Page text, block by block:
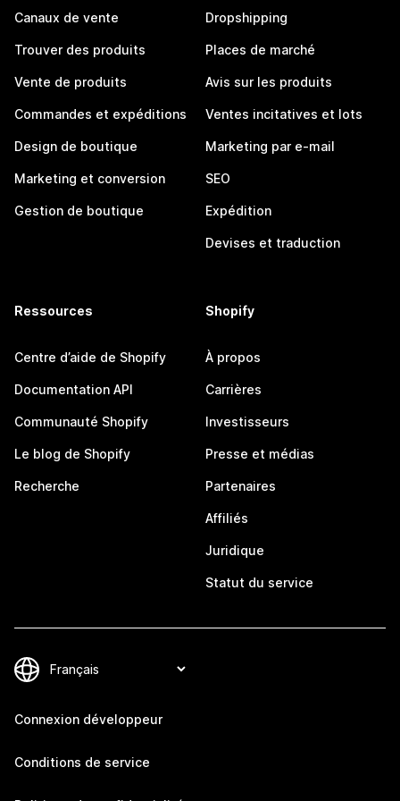
Canaux de vente
Trouver des produits
Vente de produits
Commandes et expéditions
Design de boutique
Marketing et conversion
Gestion de boutique
Dropshipping
Places de marché
Avis sur les produits
Ventes incitatives et lots
Marketing par e-mail
SEO
Expédition
Devises et traduction
Ressources
Centre d’aide de Shopify
Documentation API
Communauté Shopify
Le blog de Shopify
Recherche
Shopify
À propos
Carrières
Investisseurs
Presse et médias
Partenaires
Affiliés
Juridique
Statut du service
Connexion développeur
Conditions de service